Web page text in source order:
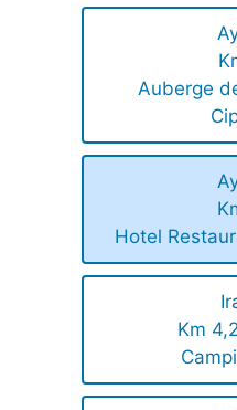
Auberge
Hotel
Km